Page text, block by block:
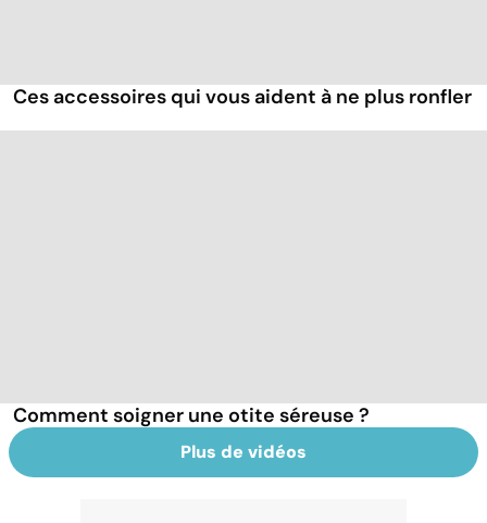
Ces accessoires qui vous aident à ne plus ronfler
Comment soigner une otite séreuse ?
Plus de vidéos